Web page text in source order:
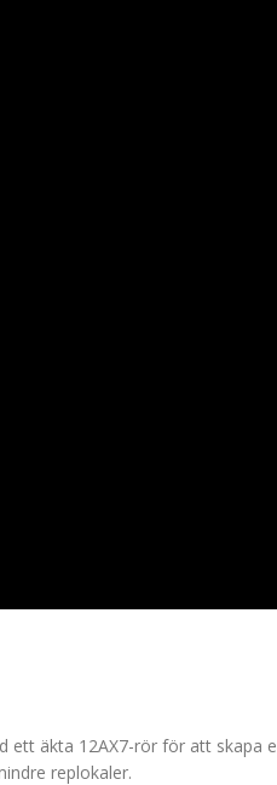
äkta 12AX7-rör för att skapa
replokaler.